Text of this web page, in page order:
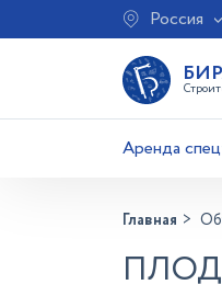
Россия
Аренда
Главная